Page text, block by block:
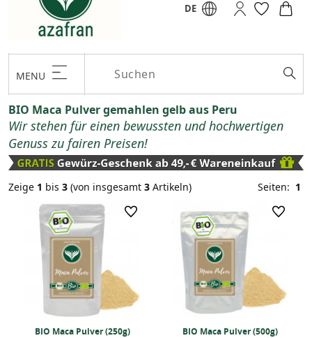
DE
MENU
BIO Maca Pulver gemahlen gelb aus Peru
Wir stehen für einen bewussten und hochwertigen
Genuss zu fairen Preisen!
Zeige 1 bis 3 (von insgesamt 3 Artikeln) Seiten: 1
BIO Maca Pulver (250g) BIO Maca Pulver (500g)